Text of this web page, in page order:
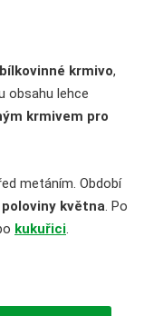
krmivo,
obsahu lehce
krmivem pro
metáním. Období
května. Po
kukuřici.